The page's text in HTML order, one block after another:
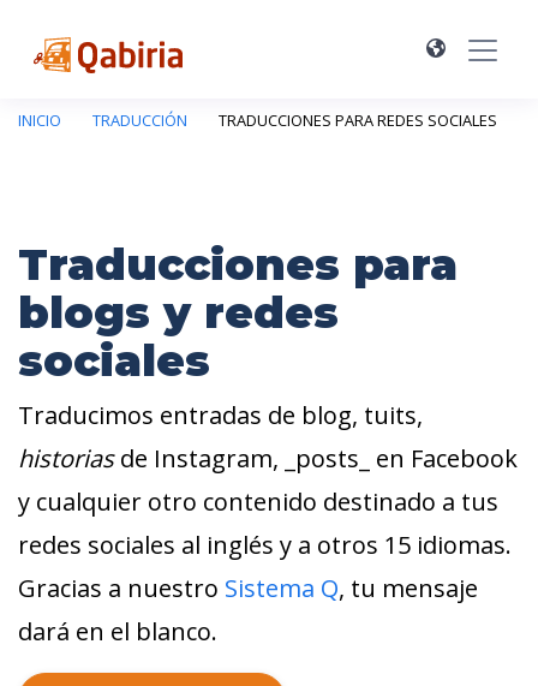
INICIO TRADUCCIÓN TRADUCCIONES PARA REDES SOCIALES
Traducciones para
blogs y redes
sociales
Traducimos entradas de blog, tuits,
historiasde Instagram, _posts_ en Facebook
y cualquier otro contenido destinado a tus
redes sociales al inglés y a otros 15 idiomas.
Gracias a nuestro Sistema Q, tu mensaje
dará en el blanco.